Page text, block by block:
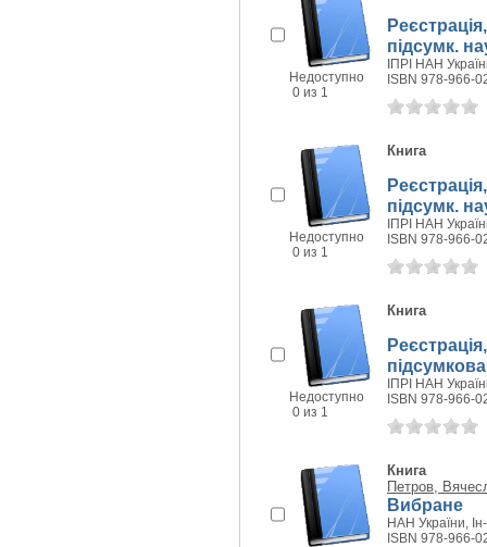
Недоступно
0 из 1
підсумк.
ІПРІ НАН
ISBN 978-966-
Недоступно
0 из 1
Книга
підсумк.
ІПРІ НАН
ISBN 978-966-
Недоступно
0 из 1
Книга
ІПРІ НАН
ISBN 978-966-
Книга
Петров,
Вибране
НАН України,
ISBN 978-966-